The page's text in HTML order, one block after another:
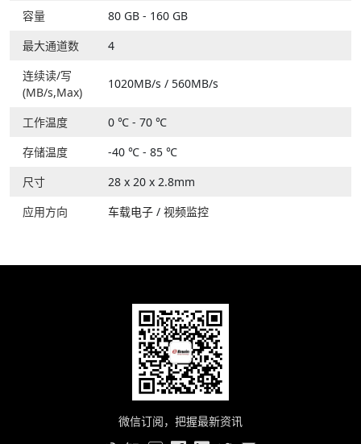
容量
80 GB - 160 GB
最大通道数
4
连续读/写
(MB/s,Max)
1020MB/s / 560MB/s
工作温度
0 ℃ - 70 ℃
存储温度
-40 ℃ - 85 ℃
尺寸
28 x 20 x 2.8mm
应用方向
车载电子 / 视频监控
微信订阅，把握最新资讯